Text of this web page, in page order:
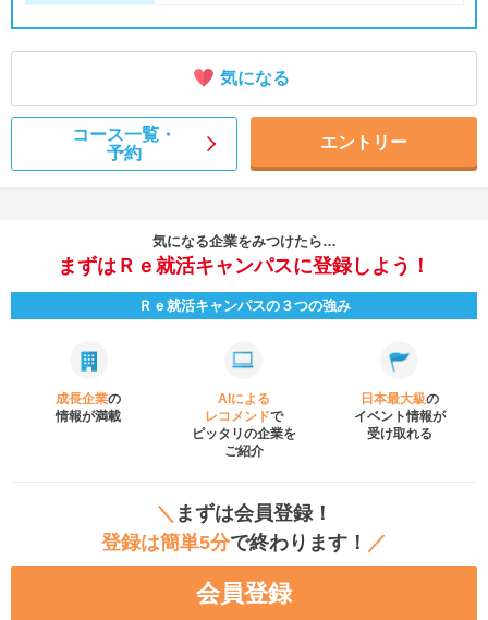
気になる
コース一覧・
予約
エントリー
気になる企業をみつけたら…
まずはＲｅ就活キャンパスに登録しよう！
Ｒｅ就活キャンパスの３つの強み
成長企業の
情報が満載
AIによる
レコメンドで
ピッタリの企業を
ご紹介
日本最大級の
イベント情報が
受け取れる
＼ まずは会員登録！
登録は簡単5分で終わります！ ／
会員登録